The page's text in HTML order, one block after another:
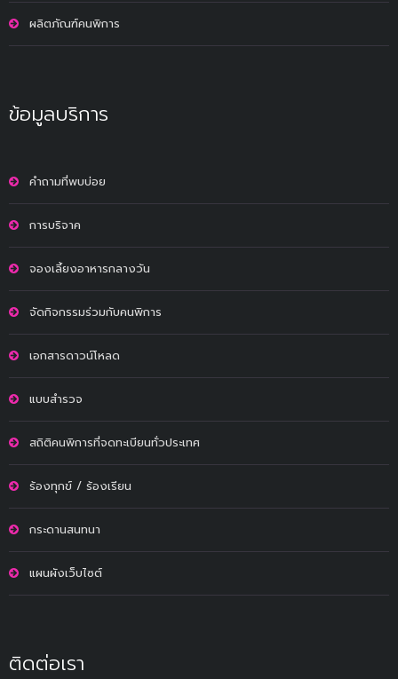
ผลิตภัณฑ์คนพิการ
ข้อมูลบริการ
คำถามที่พบบ่อย
การบริจาค
จองเลี้ยงอาหารกลางวัน
จัดกิจกรรมร่วมกับคนพิการ
เอกสารดาวน์โหลด
แบบสำรวจ
สถิติคนพิการที่จดทะเบียนทั่วประเทศ
ร้องทุกข์ / ร้องเรียน
กระดานสนทนา
แผนผังเว็บไซต์
ติดต่อเรา